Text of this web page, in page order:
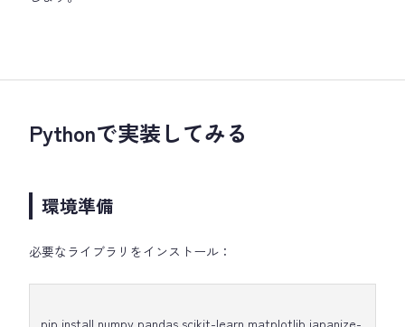
Pythonで実装してみる
環境準備
必要なライブラリをインストール：
pip install numpy pandas scikit-learn matplotlib japanize-